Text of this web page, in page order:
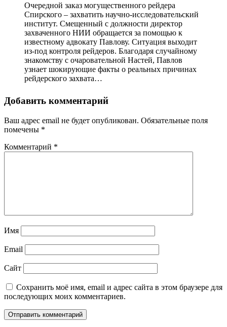
Очередной заказ могущественного рейдера
Спирского – захватить научно-исследовательский
институт. Смещенный с должности директор
захваченного НИИ обращается за помощью к
известному адвокату Павлову. Ситуация выходит
из-под контроля рейдеров. Благодаря случайному
знакомству с очаровательной Настей, Павлов
узнает шокирующие факты о реальных причинах
рейдерского захвата…
Добавить комментарий
Ваш адрес email не будет опубликован. Обязательные поля
помечены *
Комментарий *
Имя
Email
Сайт
Сохранить моё имя, email и адрес сайта в этом браузере для
последующих моих комментариев.